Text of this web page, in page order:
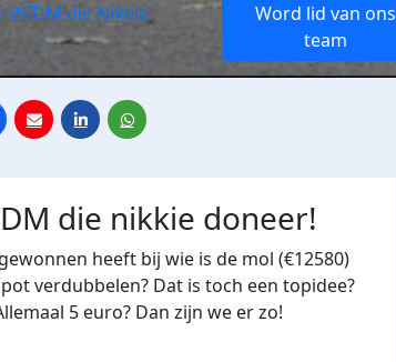
WIDM die Nikkie
Word lid van ons
team
die nikkie doneer!
heeft bij wie is de mol (€12580)
verdubbelen? Dat is toch een topidee?
5 euro? Dan zijn we er zo!